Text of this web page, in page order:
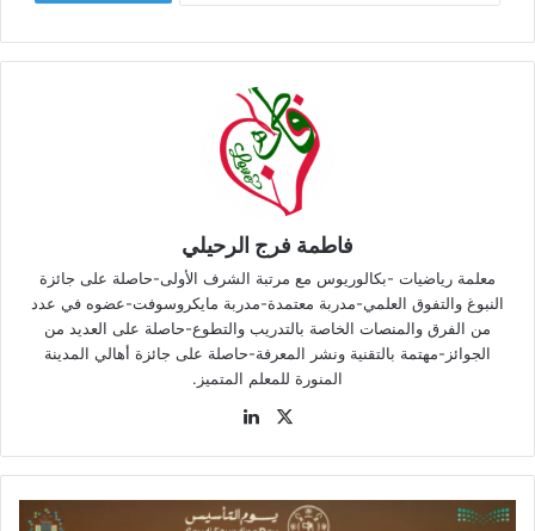
فاطمة فرج الرحيلي
معلمة رياضيات -بكالوريوس مع مرتبة الشرف الأولى-حاصلة على جائزة
النبوغ والتفوق العلمي-مدربة معتمدة-مدربة مايكروسوفت-عضوه في عدد
من الفرق والمنصات الخاصة بالتدريب والتطوع-حاصلة على العديد من
الجوائز-مهتمة بالتقنية ونشر المعرفة-حاصلة على جائزة أهالي المدينة
المنورة للمعلم المتميز.
‫X
بمناسبة